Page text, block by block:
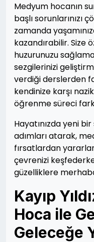
Medyum hocanın
başlı sorunlarınızı
zamanda
kazandırabilir. Size
huzurunuzu
sezgilerinizi
verdiği derslerden
kendinize karşı
öğrenme süreci
Hayatınızda yeni
adımları atarak,
fırsatlardan
çevrenizi
güzelliklere
Kayıp
Hoca ile
Geleceğe